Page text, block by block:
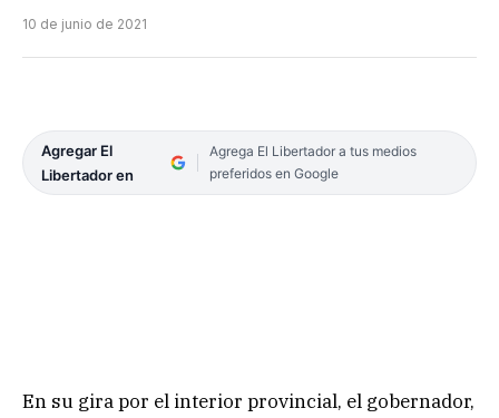
10 de junio de 2021
Agregar El
Libertador en
Agrega El Libertador a tus medios
preferidos en Google
En su gira por el interior provincial, el gobernador,